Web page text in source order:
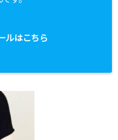
ルはこちら